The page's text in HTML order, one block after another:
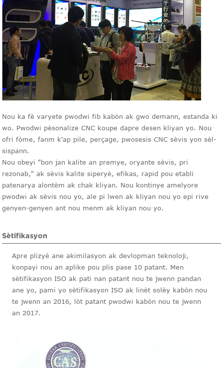
Nou ka fè varyete pwodwi fib kabòn ak gwo demann, estanda ki
wo. Pwodwi pèsonalize CNC koupe dapre desen kliyan yo. Nou
ofri fòme, fanm k'ap pile, perçage, pwosesis CNC sèvis yon sèl-
sispann.
Nou obeyi "bon jan kalite an premye, oryante sèvis, pri
rezonab," ak sèvis kalite siperyè, efikas, rapid pou etabli
patenarya alontèm ak chak kliyan. Nou kontinye amelyore
pwodwi ak sèvis nou yo, ale pi lwen ak kliyan nou yo epi rive
genyen-genyen ant nou menm ak kliyan nou yo.
Sètifikasyon
Apre plizyè ane akimilasyon ak devlopman teknoloji,
konpayi nou an aplike pou plis pase 10 patant. Men
sètifikasyon ISO ak pati nan patant nou te jwenn pandan
ane yo, pami yo sètifikasyon ISO ak linèt solèy kabòn nou
te jwenn an 2016, lòt patant pwodwi kabòn nou te jwenn
an 2017.